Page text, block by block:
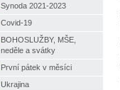
Synoda 2021-2023
Covid-19
BOHOSLUŽBY, MŠE,
neděle a svátky
První pátek v měsíci
Ukrajina